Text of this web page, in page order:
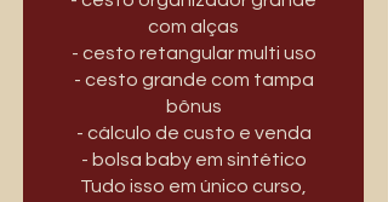
com alças
- cesto retangular multi uso
- cesto grande com tampa
bônus
- cálculo de custo e venda
- bolsa baby em sintético
Tudo isso em único curso,